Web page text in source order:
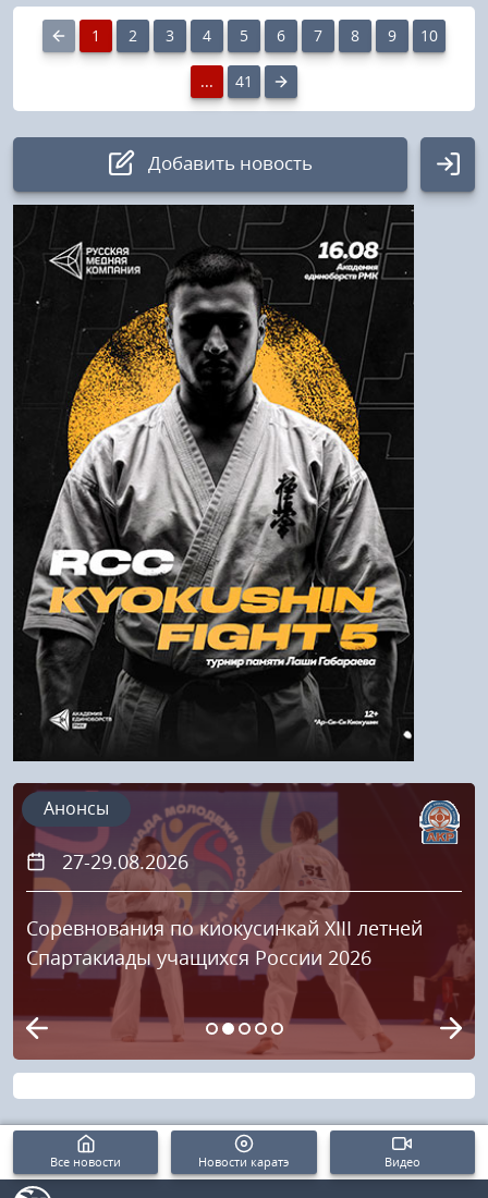
1 2 3 4 5 6 7 8 9 10
... 41
Добавить новость
Авторизация
Логин:
Пароль
Войти
Напомнить пароль
Регистрация
27-29.08.2026
Соревнования по киокусинкай XIII летней
Спартакиады учащихся России 2026
Анонсы
Все новости Новости каратэ Видео